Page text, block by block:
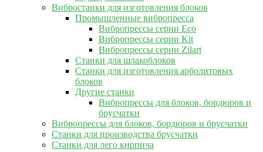
Вибростанки для изготовления блоков
Промышленные вибропресса
Вибропрессы серии Eco
Вибропрессы серии Kit
Вибропрессы серии Zilart
Станки для шлакоблоков
Станки для изготовления арболитовых
блоков
Другие станки
Вибропрессы для блоков, бордюров и
брусчатки
Вибропрессы для блоков, бордюров и брусчатки
Станки для производства брусчатки
Станки для лего кирпича